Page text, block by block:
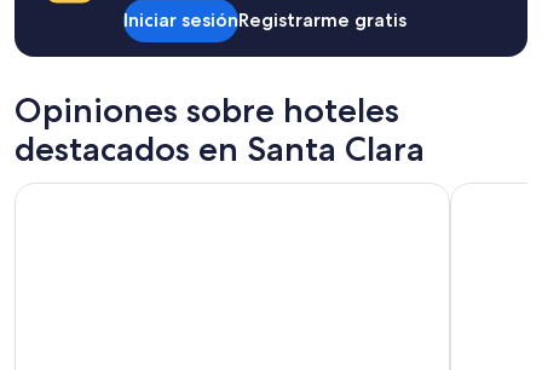
Aplican
términos
Iniciar sesiónRegistrarme gratis
Opiniones sobre hoteles
destacados en Santa Clara
Red Lion Hotel & Conference Center St. George, UTClarion